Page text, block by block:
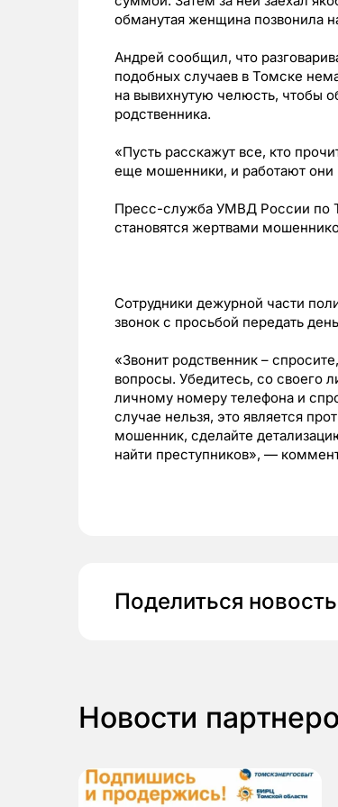
обманутая женщина позвонила
Андрей сообщил, что
подобных случаев в Томске
на вывихнутую челюсть, чтобы
родственника.
«Пусть расскажут все, кто
еще мошенники, и работают они
Пресс-служба УМВД России по
становятся жертвами
Сотрудники дежурной части
звонок с просьбой передать
«Звонит родственник –
вопросы. Убедитесь, со своего
личному номеру телефона и
случае нельзя, это является
мошенник, сделайте
найти преступников», —
Поделиться
Новости